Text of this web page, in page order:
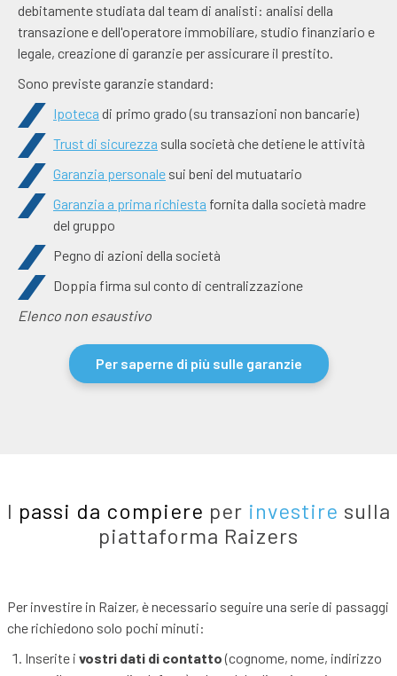
debitamente studiata dal team di analisti: analisi della
transazione e dell'operatore immobiliare, studio finanziario e
legale, creazione di garanzie per assicurare il prestito.
Sono previste garanzie standard:
Ipoteca di primo grado (su transazioni non bancarie)
Trust di sicurezza sulla società che detiene le attività
Garanzia personale sui beni del mutuatario
Garanzia a prima richiesta fornita dalla società madre
del gruppo
Pegno di azioni della società
Doppia firma sul conto di centralizzazione
Elenco non esaustivo
Per saperne di più sulle garanzie
I passi da compiere per investire sulla
piattaforma Raizers
Per investire in Raizer, è necessario seguire una serie di passaggi
che richiedono solo pochi minuti:
Inserite i vostri dati di contatto(cognome, nome, indirizzo